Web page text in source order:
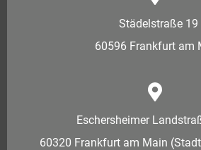
Städelstraße 19
60596 Frankfurt am
Eschersheimer
60320 Frankfurt am Main